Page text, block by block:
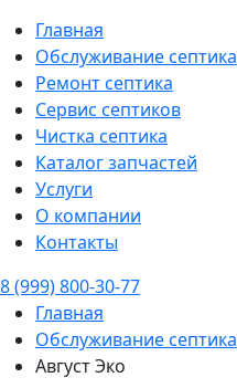
Главная
Обслуживание септика
Ремонт септика
Сервис септиков
Чистка септика
Каталог запчастей
Услуги
О компании
Контакты
8 (999) 800-30-77
Главная
Обслуживание септика
Август Эко